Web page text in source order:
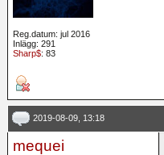
Reg.datum: jul 2016
Inlägg: 291
Sharp$: 83
2019-08-09, 13:18
mequei